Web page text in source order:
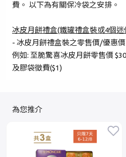
登入
成為 Cake
費。 以下為有關保冷袋之安排。
冰皮月餅禮盒(鐵罐禮盒裝或4個迷
- 冰皮月餅禮盒裝之零售價/優惠
例如: 至脆驚喜冰皮月餅零售價
及膠袋徵費($1)
為您推介